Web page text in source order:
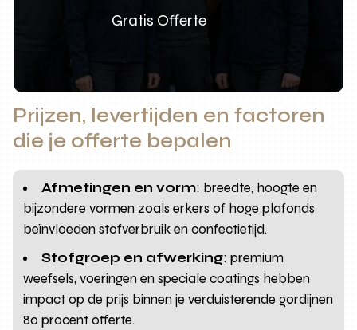
Gratis Offerte
Prijzen, levertijden en factoren
die je offerte bepalen
Afmetingen en vorm: breedte, hoogte en
bijzondere vormen zoals erkers of hoge plafonds
beïnvloeden stofverbruik en confectietijd.
Stofgroep en afwerking: premium
weefsels, voeringen en speciale coatings hebben
impact op de prijs binnen je verduisterende gordijnen
80 procent offerte.